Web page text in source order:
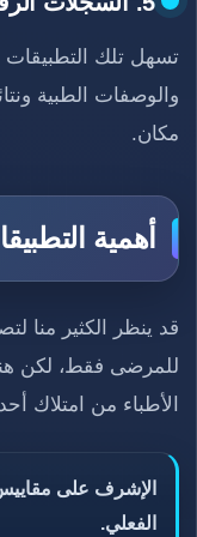
تسهل تلك التطبيقات
والوصفات الطبية
مكان.
أهمية
قد ينظر الكثير منا
للمرضى فقط، لكن
الأطباء من امتلاك
الإشرف على
الفعلي.